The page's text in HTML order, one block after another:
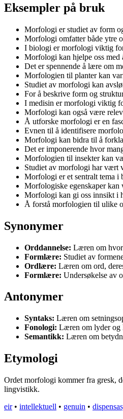
Eksempler på bruk
Morfologi er studiet av form
Morfologi omfatter både ytre
I biologi er morfologi viktig
Morfologi kan hjelpe oss med
Det er spennende å lære om
Morfologien til planter kan
Studiet av morfologi kan
For å beskrive form og
I medisin er morfologi viktig
Morfologi kan også være
Å utforske morfologi er en
Evnen til å identifisere
Morfologi kan bidra til å
Det er imponerende hvor
Morfologien til insekter kan
Studiet av morfologi har vært
Morfologi er et sentralt tema i
Morfologiske egenskaper kan
Morfologi kan gi oss innsikt i
Å forstå morfologien til ulike
Synonymer
Orddannelse: Læren om
Formlære: Studiet av
Ordlære: Læren om ord,
Formlære: Undersøkelse av
Antonymer
Syntaks: Læren om
Fonologi: Læren om lyder og
Semantikk: Læren om
Etymologi
Ordet morfologi kommer fra gresk,
lingvistikk.
eir• intellektuell • genuin •